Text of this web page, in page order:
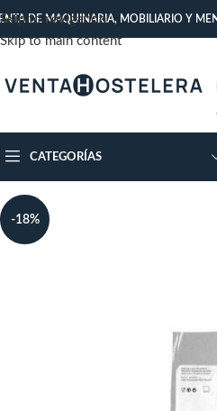
Skip to navigation
Skip to main content
DE MAQUINARIA, MOBILIARIO Y
CATEGORÍAS
-18%